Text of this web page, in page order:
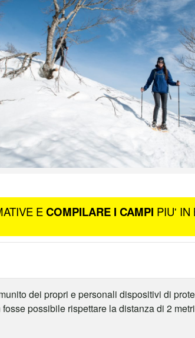
ECOMPILARE I CAMPI PIU' IN
dei propri e personali dispositivi di
possibile rispettare la distanza di 2